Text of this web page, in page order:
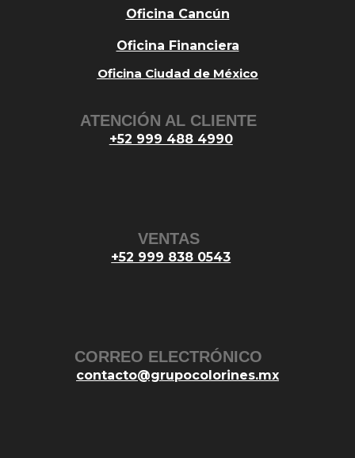
Oficina Cancún
Oficina Financiera
Oficina Ciudad de México
ATENCIÓN AL CLIENTE
+52 999 488 4990
VENTAS
+52 999 838 0543
CORREO ELECTRÓNICO
contacto@grupocolorines.mx